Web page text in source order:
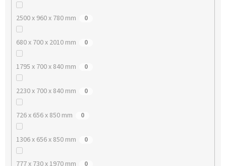
2500 x 960 x 780 mm 0
680 x 700 x 2010 mm 0
1795 x 700 x 840 mm 0
2230 x 700 x 840 mm 0
726 x 656 x 850 mm 0
1306 x 656 x 850 mm 0